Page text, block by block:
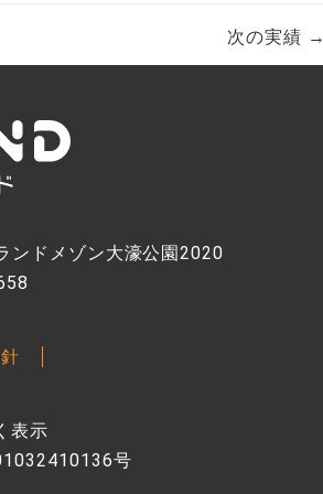
次の実績 →
ンドメゾン大濠公園2020
表示
号